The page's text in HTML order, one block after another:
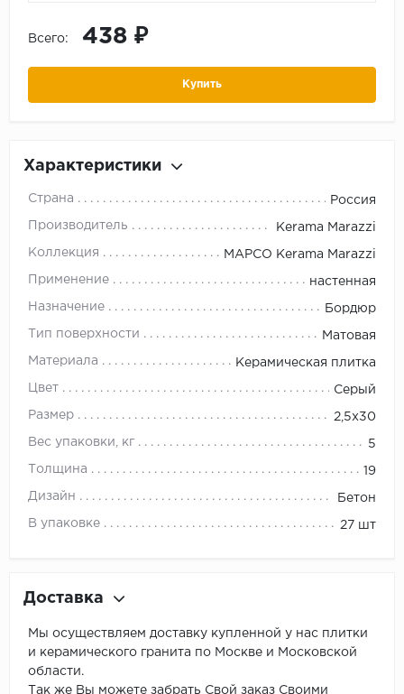
Всего: 438 ₽
Купить
Характеристики
Страна Россия
Производитель Kerama Marazzi
Коллекция МАРСО Kerama Marazzi
Применение настенная
Назначение Бордюр
Тип поверхности Матовая
Материала Керамическая плитка
Цвет Серый
Размер 2,5х30
Вес упаковки, кг 5
Толщина 19
Дизайн Бетон
В упаковке 27 шт
Доставка
Мы осуществляем доставку купленной у нас плитки
и керамического гранита по Москве и Московской
области.
Так же Вы можете забрать Свой заказ Своими